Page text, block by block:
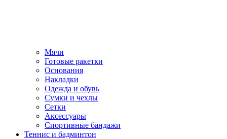
Мячи
Готовые ракетки
Основания
Накладки
Одежда и обувь
Сумки и чехлы
Сетки
Аксессуары
Спортивные бандажи
Теннис и бадминтон